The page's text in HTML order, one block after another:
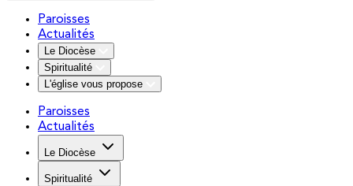
Paroisses
Actualités
Le Diocèse
Spiritualité
L'église vous propose
Paroisses
Actualités
Le Diocèse
Spiritualité